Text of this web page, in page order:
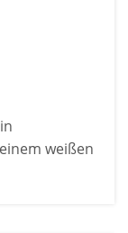
weißen